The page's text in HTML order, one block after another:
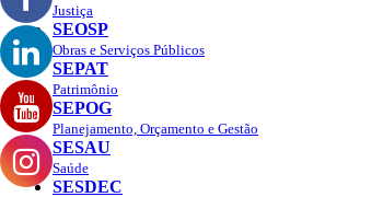
Justiça
SEOSP
Obras e Serviços Públicos
SEPAT
Patrimônio
SEPOG
Planejamento, Orçamento e Gestão
SESAU
Saúde
SESDEC